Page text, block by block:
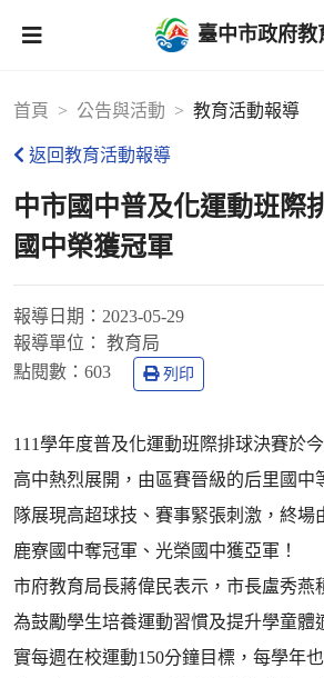
臺中市政府教
首頁 公告與活動 教育活動報導
返回教育活動報導
中市國中普及化運動班際
國中榮獲冠軍
報導日期： 2023-05-29
報導單位：
教育局
點閱數： 603 列印
111學年度普及化運動班際排球決賽於
高中熱烈展開，由區賽晉級的后里國中
隊展現高超球技、賽事緊張刺激，終場
鹿寮國中奪冠軍、光榮國中獲亞軍！
市府教育局長蔣偉民表示，市長盧秀燕
為鼓勵學生培養運動習慣及提升學童體
實每週在校運動150分鐘目標，每學年